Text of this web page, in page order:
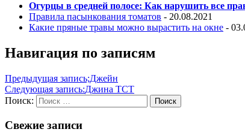
Огурцы в средней полосе: Как нарушить все
Правила пасынкования томатов - 20.08.2021
Какие пряные травы можно вырастить на окне -
Навигация по записям
Предыдущая запись;Джейн
Следующая запись:Джина ТСТ
Поиск:
Поиск
Свежие записи